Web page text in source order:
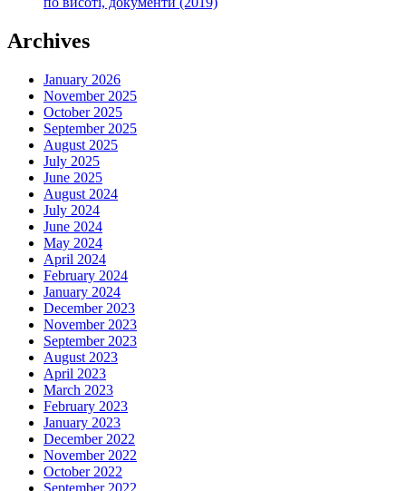
Archives
January 2026
November 2025
October 2025
September 2025
August 2025
July 2025
June 2025
August 2024
July 2024
June 2024
May 2024
April 2024
February 2024
January 2024
December 2023
November 2023
September 2023
August 2023
April 2023
March 2023
February 2023
January 2023
December 2022
November 2022
October 2022
September 2022